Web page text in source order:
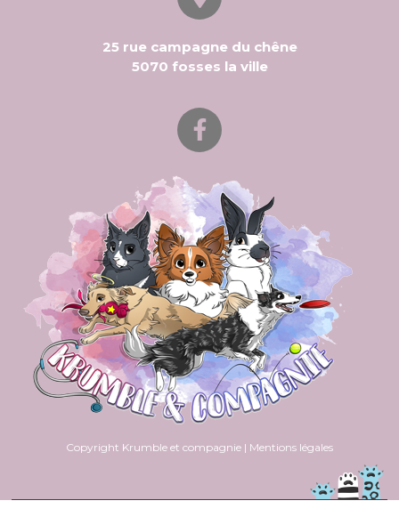
Copyright Krumble et compagnie | Mentions légales
25 rue campagne du chêne
5070 fosses la ville